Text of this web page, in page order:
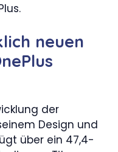
neuen
der
Design und
über ein 47,4-